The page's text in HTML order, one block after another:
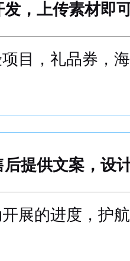
发，上传素材即
目，礼品券，
后提供文案，设
展的进度，护